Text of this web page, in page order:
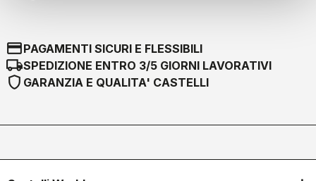
credit_cardPAGAMENTI SICURI E FLESSIBILI
local_shippingSPEDIZIONE ENTRO 3/5 GIORNI LAVORATIVI
shield GARANZIA E QUALITA' CASTELLI